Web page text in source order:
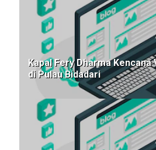
Kapal Fery Dharma Kencana
di Pulau Bidadari